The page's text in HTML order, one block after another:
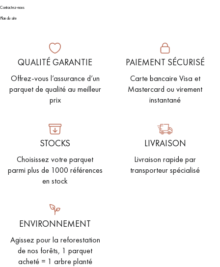
Contactez-nous
Plan du site
QUALITÉ GARANTIE
Offrez-vous l’assurance d’un
parquet de qualité au meilleur
prix
PAIEMENT SÉCURISÉ
Carte bancaire Visa et
Mastercard ou virement
instantané
STOCKS
Choisissez votre parquet
parmi plus de 1000 références
en stock
LIVRAISON
Livraison rapide par
transporteur spécialisé
ENVIRONNEMENT
Agissez pour la reforestation
de nos forêts, 1 parquet
acheté = 1 arbre planté